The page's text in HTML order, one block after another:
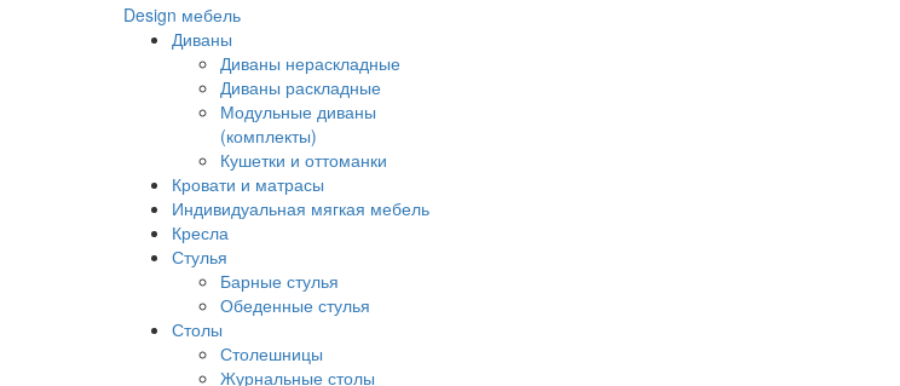
Design мебель
Диваны
Диваны нераскладные
Диваны раскладные
Модульные диваны
(комплекты)
Кушетки и оттоманки
Кровати и матрасы
Индивидуальная мягкая мебель
Кресла
Стулья
Барные стулья
Обеденные стулья
Столы
Столешницы
Журнальные столы